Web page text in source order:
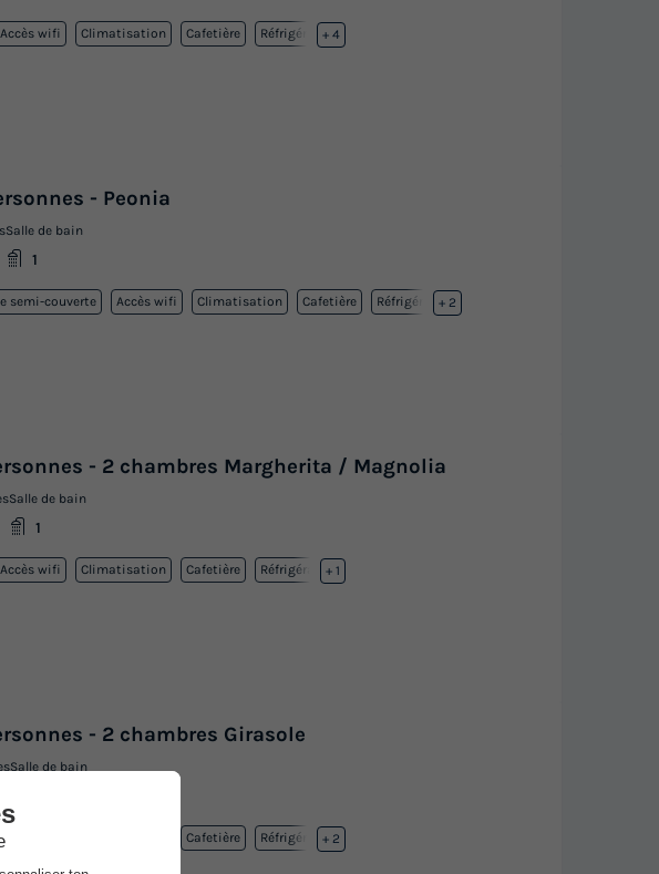
Accès wifi Climatisation Cafetière Réfrigérateur
+ 4
- Peonia
Salle de bain
1
semi-couverte Accès wifi Climatisation Cafetière Réfrigérateur
+ 2
- 2 chambres Margherita / Magnolia
Salle de bain
1
Accès wifi Climatisation Cafetière Réfrigérateur
+ 1
- 2 chambres Girasole
Salle de bain
Accès wifi Cafetière Réfrigérateur
+ 2